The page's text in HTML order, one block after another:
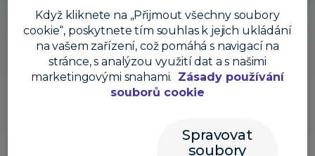
Mezi naše partnery patří:
Když kliknete na „Přijmout všechny soubory
cookie“, poskytnete tím souhlas k jejich ukládání
na vašem zařízení, což pomáhá s navigací na
stránce, s analýzou využití dat a s našimi
marketingovými snahami. Zásady používání
souborů cookie
Spravovat
soubory